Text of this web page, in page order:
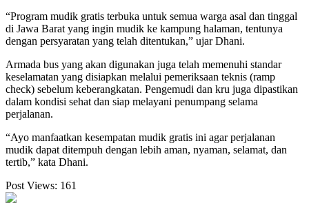
“Program mudik gratis terbuka untuk semua warga asal dan tinggal
di Jawa Barat yang ingin mudik ke kampung halaman, tentunya
dengan persyaratan yang telah ditentukan,” ujar Dhani.
Armada bus yang akan digunakan juga telah memenuhi standar
keselamatan yang disiapkan melalui pemeriksaan teknis (ramp
check) sebelum keberangkatan. Pengemudi dan kru juga dipastikan
dalam kondisi sehat dan siap melayani penumpang selama
perjalanan.
“Ayo manfaatkan kesempatan mudik gratis ini agar perjalanan
mudik dapat ditempuh dengan lebih aman, nyaman, selamat, dan
tertib,” kata Dhani.
Post Views: 161